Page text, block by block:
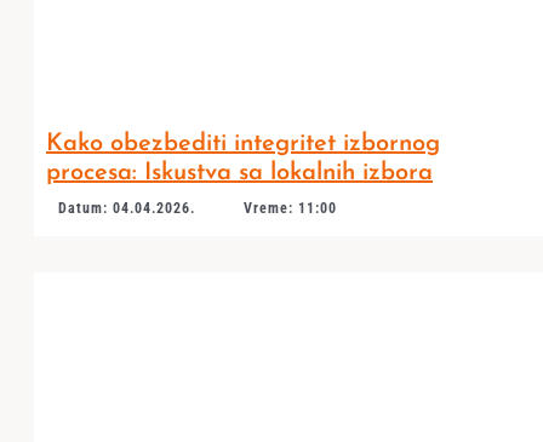
Kako obezbediti integritet izbornog
procesa: Iskustva sa lokalnih izbora
Datum: 04.04.2026. Vreme: 11:00